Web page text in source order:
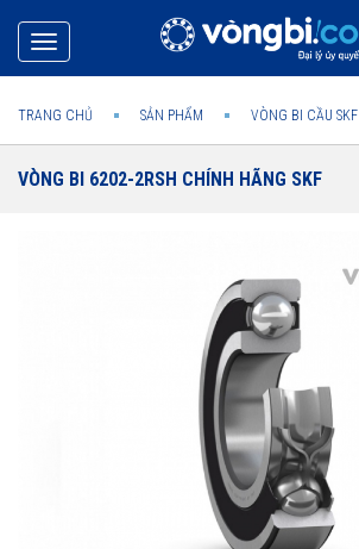
Toggle
navigation
TRANG CHỦ SẢN PHẨM VÒNG BI CẦU SKF
VÒNG BI 6202-2RSH CHÍNH HÃNG SKF